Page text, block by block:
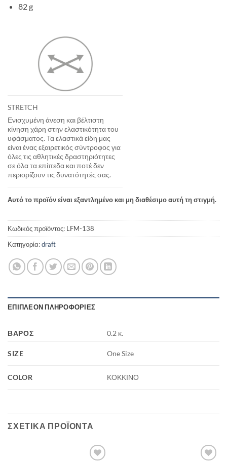
82 g
STRETCH
Ενισχυμένη άνεση και βέλτιστη
κίνηση χάρη στην ελαστικότητα του
υφάσματος. Τα ελαστικά είδη μας
είναι ένας εξαιρετικός σύντροφος για
όλες τις αθλητικές δραστηριότητες
σε όλα τα επίπεδα και ποτέ δεν
περιορίζουν τις δυνατότητές σας.
Αυτό το προϊόν είναι εξαντλημένο και μη διαθέσιμο αυτή τη στιγμή.
Κωδικός προϊόντος: LFM-138
Κατηγορία:draft
ΕΠΙΠΛΈΟΝ ΠΛΗΡΟΦΟΡΊΕΣ
ΒΆΡΟΣ 0.2 κ.
SIZE One Size
COLOR ΚΟΚΚΙΝΟ
ΣΧΕΤΙΚΆ ΠΡΟΪΌΝΤΑ